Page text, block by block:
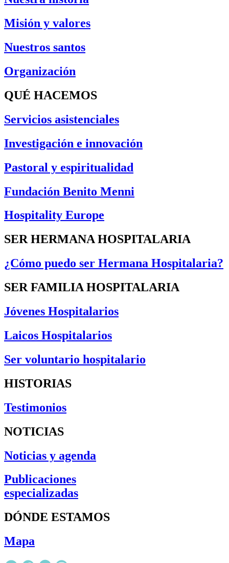
Misión y valores
Nuestros santos
Organización
QUÉ HACEMOS
Servicios asistenciales
Investigación e innovación
Pastoral y espiritualidad
Fundación Benito Menni
Hospitality Europe
SER HERMANA HOSPITALARIA
¿Cómo puedo ser Hermana Hospitalaria?
SER FAMILIA HOSPITALARIA
Jóvenes Hospitalarios
Laicos Hospitalarios
Ser voluntario hospitalario
HISTORIAS
Testimonios
NOTICIAS
Noticias y agenda
Publicaciones
especializadas
DÓNDE ESTAMOS
Mapa